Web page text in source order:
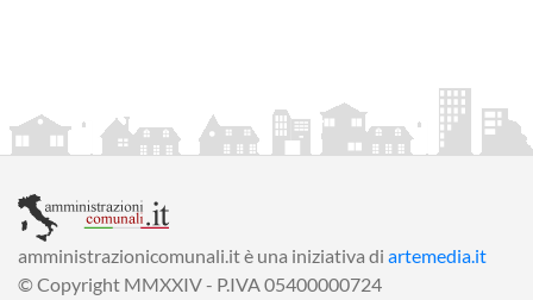
amministrazionicomunali.it è una iniziativa di artemedia.it
© Copyright MMXXIV - P.IVA 05400000724